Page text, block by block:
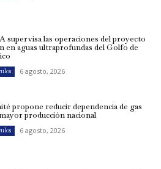
supervisa las operaciones del proyecto
en aguas ultraprofundas del Golfo de
6 agosto, 2026
propone reducir dependencia de gas
producción nacional
6 agosto, 2026